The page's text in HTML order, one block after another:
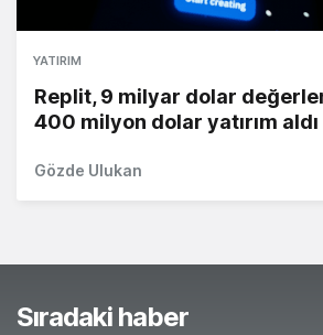
YATIRIM
Replit, 9 milyar dolar
400 milyon dolar yatırım aldı
Gözde Ulukan
Sıradaki haber